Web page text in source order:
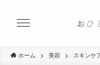
ホーム 美容 スキンケ